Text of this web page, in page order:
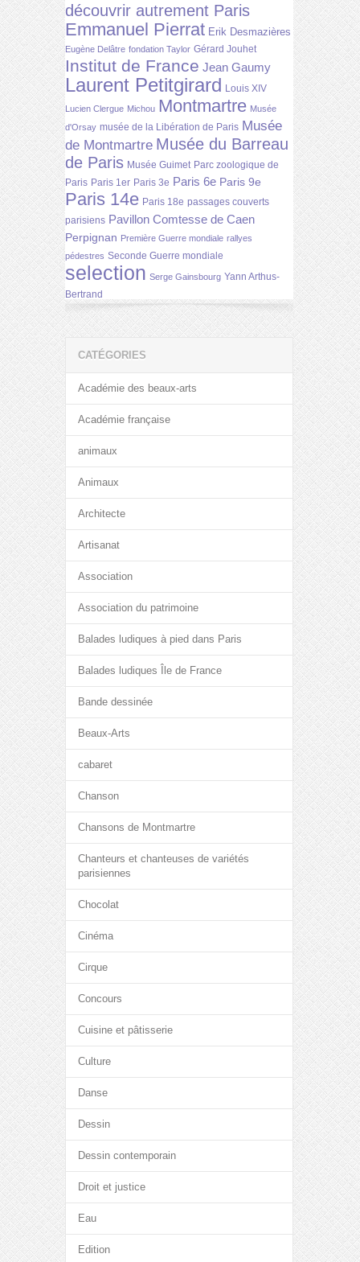
découvrir autrement Paris
Emmanuel Pierrat Erik Desmazières
Eugène Delâtre fondation Taylor Gérard Jouhet
Institut de France Jean Gaumy
Laurent Petitgirard Louis XIV
Lucien Clergue Michou Montmartre Musée
d'Orsay musée de la Libération de Paris Musée
de Montmartre Musée du Barreau
de Paris Musée Guimet Parc zoologique de
Paris Paris 1er Paris 3e Paris 6e Paris 9e
Paris 14e Paris 18e passages couverts
parisiens Pavillon Comtesse de Caen
Perpignan Première Guerre mondiale rallyes
pédestres Seconde Guerre mondiale
selection Serge Gainsbourg Yann Arthus-
Bertrand
CATÉGORIES
Académie des beaux-arts
Académie française
animaux
Animaux
Architecte
Artisanat
Association
Association du patrimoine
Balades ludiques à pied dans Paris
Balades ludiques Île de France
Bande dessinée
Beaux-Arts
cabaret
Chanson
Chansons de Montmartre
Chanteurs et chanteuses de variétés
parisiennes
Chocolat
Cinéma
Cirque
Concours
Cuisine et pâtisserie
Culture
Danse
Dessin
Dessin contemporain
Droit et justice
Eau
Edition